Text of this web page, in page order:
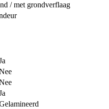
/ met grondverflaag